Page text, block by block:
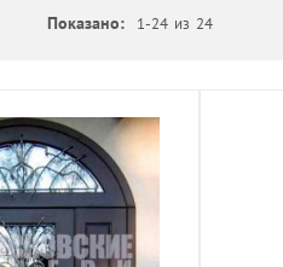
Показано: 1-24 из 24